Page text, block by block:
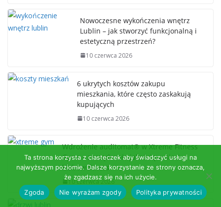
Nowoczesne wykończenia wnętrz
Lublin – jak stworzyć funkcjonalną i
estetyczną przestrzeń?
10 czerwca 2026
6 ukrytych kosztów zakupu
mieszkania, które często zaskakują
kupujących
10 czerwca 2026
Wdrożenie auditomat® w Xtreme Fitness
Gyms – zarządzanie jakością w sieci
klubów fitness
10 czerwca 2026
Ta strona korzysta z ciasteczek aby świadczyć usługi na
najwyższym poziomie. Dalsze korzystanie ze strony oznacza,
że zgadzasz się na ich użycie.
Zgoda
Nie wyrażam zgody Polityka prywatności